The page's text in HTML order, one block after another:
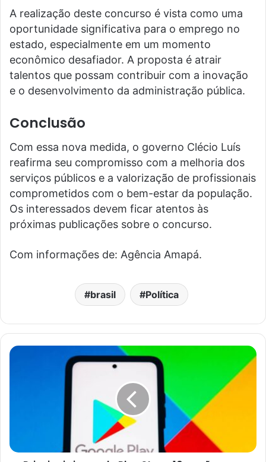
A realização deste concurso é vista como uma
oportunidade significativa para o emprego no
estado, especialmente em um momento
econômico desafiador. A proposta é atrair
talentos que possam contribuir com a inovação
e o desenvolvimento da administração pública.
Conclusão
Com essa nova medida, o governo Clécio Luís
reafirma seu compromisso com a melhoria dos
serviços públicos e a valorização de profissionais
comprometidos com o bem-estar da população.
Os interessados devem ficar atentos às
próximas publicações sobre o concurso.
Com informações de: Agência Amapá.
brasil Política